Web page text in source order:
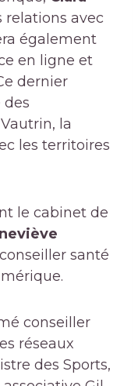
relations avec
également
en ligne et
dernier
la
les territoires
le cabinet de
santé
conseiller
réseaux
des Sports,